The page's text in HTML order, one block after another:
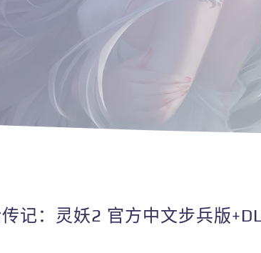
记：灵妖2 官方中文步兵版